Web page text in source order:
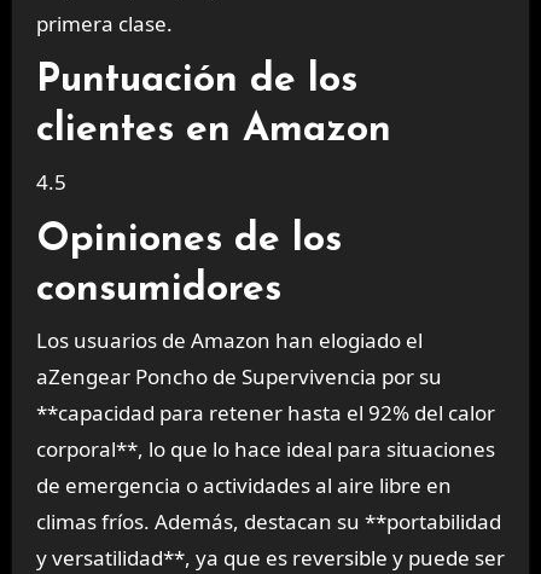
primera clase.
Puntuación de los
clientes en Amazon
4.5
Opiniones de los
consumidores
Los usuarios de Amazon han elogiado el
aZengear Poncho de Supervivencia por su
**capacidad para retener hasta el 92% del calor
corporal**, lo que lo hace ideal para situaciones
de emergencia o actividades al aire libre en
climas fríos. Además, destacan su **portabilidad
y versatilidad**, ya que es reversible y puede ser